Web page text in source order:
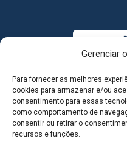
Gerenciar
Para fornecer as melhores
cookies para armazenar e/ou
consentimento para essas
como comportamento de
consentir ou retirar o
recursos e funções.
MAPA DO SITE